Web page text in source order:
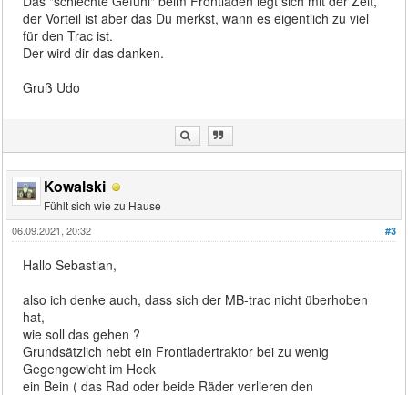
der Vorteil ist aber das Du merkst, wann es eigentlich zu viel
für den Trac ist.
Der wird dir das danken.
Gruß Udo
Kowalski
Fühlt sich wie zu Hause
#3
06.09.2021, 20:32
Hallo Sebastian,
also ich denke auch, dass sich der MB-trac nicht überhoben
hat,
wie soll das gehen ?
Grundsätzlich hebt ein Frontladertraktor bei zu wenig
Gegengewicht im Heck
ein Bein ( das Rad oder beide Räder verlieren den